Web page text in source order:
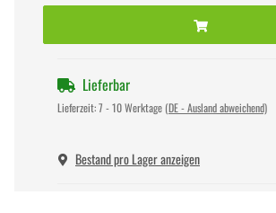
Lieferbar
Lieferzeit:7 - 10 Werktage (DE - Ausland abweichend)
Bestand pro Lager anzeigen